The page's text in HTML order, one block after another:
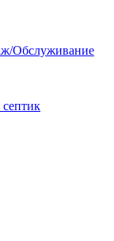
Обслуживание